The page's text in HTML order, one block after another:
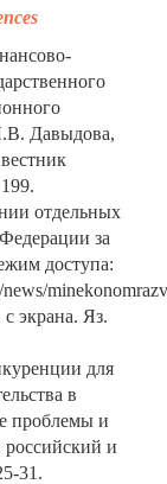
Давыдова,
отдельных
за
доступа:
экрана. Яз.
для
в
проблемы и
российский и
31.